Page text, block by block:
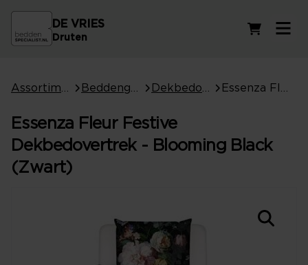
DE VRIES
Druten
Essenza Fleur Festive
Dekbedovertrek - Blooming Black
(Zwart)